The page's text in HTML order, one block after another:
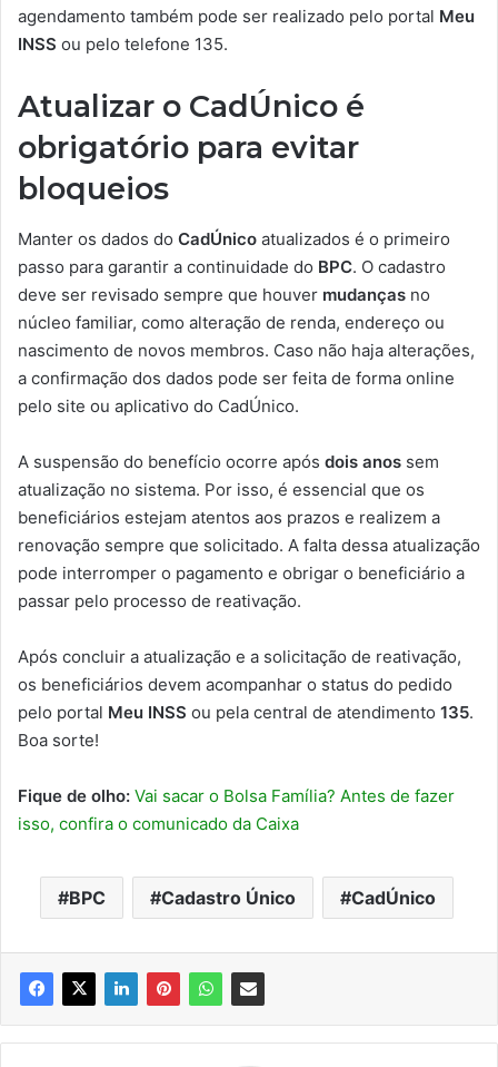
agendamento também pode ser realizado pelo portal Meu
INSS ou pelo telefone 135.
Atualizar o CadÚnico é
obrigatório para evitar
bloqueios
Manter os dados do CadÚnico atualizados é o primeiro
passo para garantir a continuidade do BPC. O cadastro
deve ser revisado sempre que houver mudanças no
núcleo familiar, como alteração de renda, endereço ou
nascimento de novos membros. Caso não haja alterações,
a confirmação dos dados pode ser feita de forma online
pelo site ou aplicativo do CadÚnico.
A suspensão do benefício ocorre após dois anos sem
atualização no sistema. Por isso, é essencial que os
beneficiários estejam atentos aos prazos e realizem a
renovação sempre que solicitado. A falta dessa atualização
pode interromper o pagamento e obrigar o beneficiário a
passar pelo processo de reativação.
Após concluir a atualização e a solicitação de reativação,
os beneficiários devem acompanhar o status do pedido
pelo portal Meu INSS ou pela central de atendimento 135.
Boa sorte!
Fique de olho: Vai sacar o Bolsa Família? Antes de fazer
isso, confira o comunicado da Caixa
BPC Cadastro Único CadÚnico